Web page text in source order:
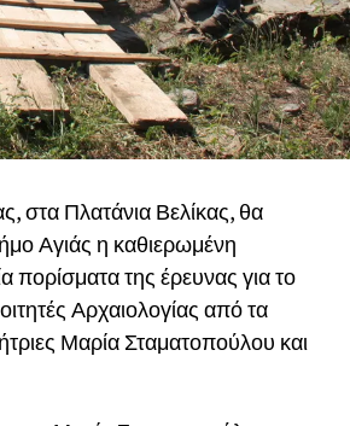
στα Πλατάνια Βελίκας, θα
Αγιάς η καθιερωμένη
πορίσματα της έρευνας για το
Αρχαιολογίας από τα
Μαρία Σταματοπούλου και